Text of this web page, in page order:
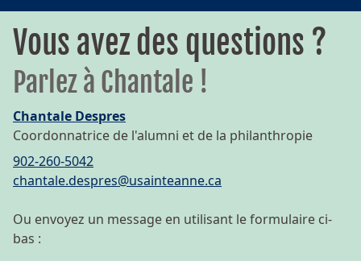
Vous avez des questions ?
Parlez à Chantale !
Chantale Despres
Coordonnatrice de l'alumni et de la philanthropie
902-260-5042
chantale.despres@usainteanne.ca
Ou envoyez un message en utilisant le formulaire ci-
bas :